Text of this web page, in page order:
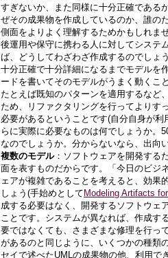
すぎないか、また同様に十分正確である
ぜその成果物を作成しているのか、誰の
側面をよりよく理解するためかもしれま
後運用や保守に携わる人に対してシステ
ば、どうしてわざわざ作成するのでしょ
十分正確で十分詳細になるまでモデルを
ードを書いてそのモデルがうまく動くこ
たとえば既知のパターンを適用するなど
ため、リファクタリングを行ってよりす
必要があるということです(自分自身が
らに実際に必要なものは何でしょうか。
なのでしょうか。分からないなら、出向
複数のモデル：ソフトウェアを開発する
面を表すものだからです。「今日のビジ
ェアが複雑であることを考えると、効果
しょう(手始めとして Modeling Artifacts
成する必要はなく、開発するソフトウェ
ことです。システムが異なれば、作成す
要ではなくても、さまざまな修理を行っ
があるのと同じように、いくつかの種類
セイで述べたUMLの成果物の他、利用で